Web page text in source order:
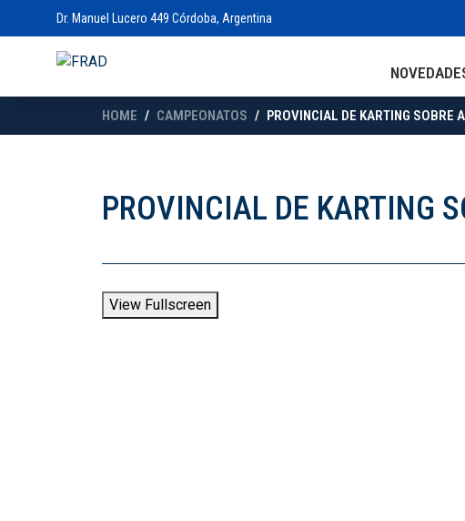
Dr. Manuel Lucero 449 Córdoba, Argentina
HOME CAMPEONATOS PROVINCIAL DE KARTING SOBRE
PROVINCIAL DE KARTING
View Fullscreen